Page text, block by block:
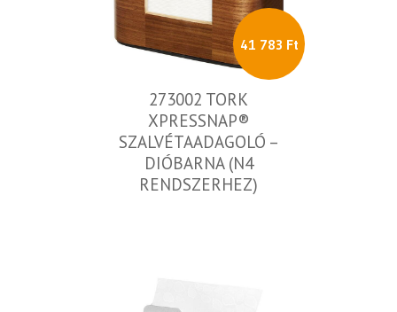
41 783 Ft
273002 TORK
XPRESSNAP®
SZALVÉTAADAGOLÓ –
DIÓBARNA (N4
RENDSZERHEZ)